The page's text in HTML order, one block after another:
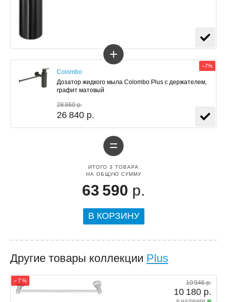
+
Colombo
Дозатор жидкого мыла Colombo Plus с держателем,
графит матовый
28 860 р.
26 840 р.
−7%
=
ИТОГО 3 ТОВАРА
НА ОБЩУЮ СУММУ
63 590 р.
В КОРЗИНУ
Другие товары коллекции Plus
− 7 % 10 946 р.
10 180 р.